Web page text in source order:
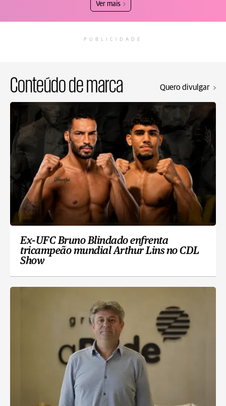
Ver mais
PUBLICIDADE
Conteúdo de marca Quero divulgar
Ex-UFC Bruno Blindado enfrenta
tricampeão mundial Arthur Lins no CDL
Show